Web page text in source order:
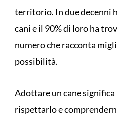
territorio. In due decenni
cani e il 90% di loro ha
numero che racconta
possibilità.
Adottare un cane
rispettarlo e